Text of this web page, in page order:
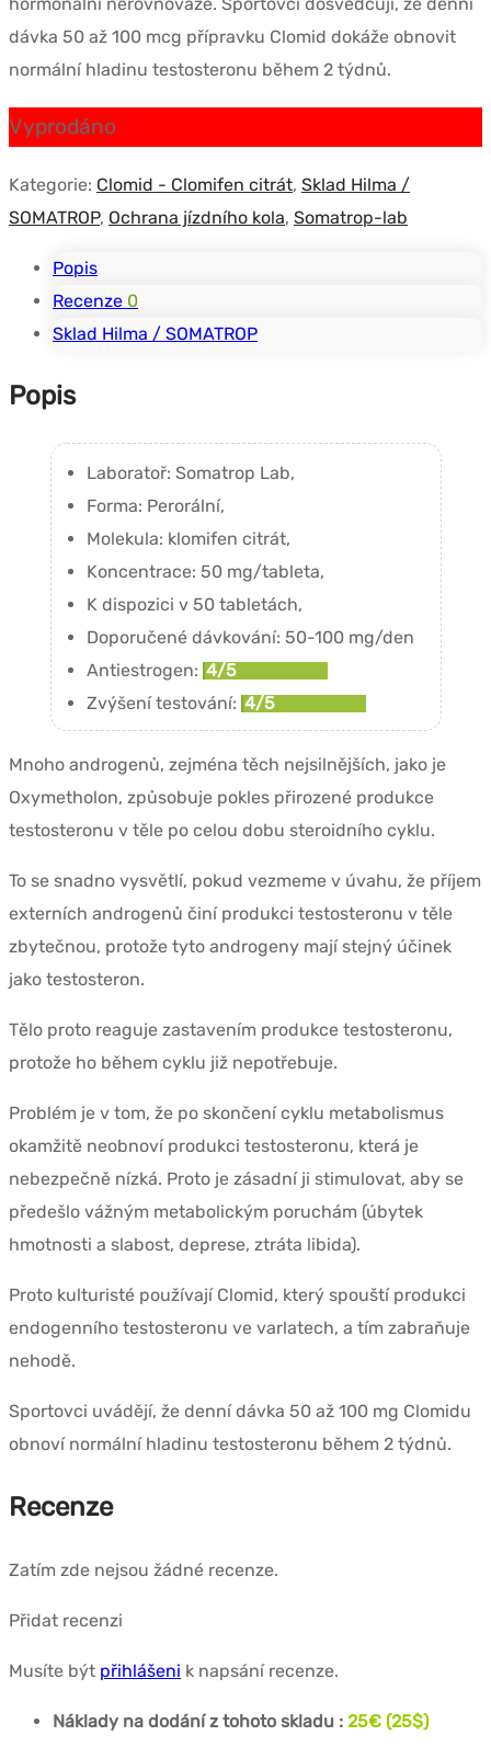
dávka 50 až 100 mcg přípravku Clomid dokáže obnovit
normální hladinu testosteronu během 2 týdnů.
Vyprodáno
Kategorie: Clomid - Clomifen citrát, Sklad Hilma /
SOMATROP, Ochrana jízdního kola, Somatrop-lab
Popis
Recenze 0
Sklad Hilma / SOMATROP
Popis
Laboratoř: Somatrop Lab,
Forma: Perorální,
Molekula: klomifen citrát,
Koncentrace: 50 mg/tableta,
K dispozici v 50 tabletách,
Doporučené dávkování: 50-100 mg/den
Antiestrogen: 4/5
Zvýšení testování: 4/5
Mnoho androgenů, zejména těch nejsilnějších, jako je
Oxymetholon, způsobuje pokles přirozené produkce
testosteronu v těle po celou dobu steroidního cyklu.
To se snadno vysvětlí, pokud vezmeme v úvahu, že příjem
externích androgenů činí produkci testosteronu v těle
zbytečnou, protože tyto androgeny mají stejný účinek
jako testosteron.
Tělo proto reaguje zastavením produkce testosteronu,
protože ho během cyklu již nepotřebuje.
Problém je v tom, že po skončení cyklu metabolismus
okamžitě neobnoví produkci testosteronu, která je
nebezpečně nízká. Proto je zásadní ji stimulovat, aby se
předešlo vážným metabolickým poruchám (úbytek
hmotnosti a slabost, deprese, ztráta libida).
Proto kulturisté používají Clomid, který spouští produkci
endogenního testosteronu ve varlatech, a tím zabraňuje
nehodě.
Sportovci uvádějí, že denní dávka 50 až 100 mg Clomidu
obnoví normální hladinu testosteronu během 2 týdnů.
Recenze
Zatím zde nejsou žádné recenze.
Přidat recenzi
Musíte být přihlášeni k napsání recenze.
Náklady na dodání z tohoto skladu : 25€ (25$)